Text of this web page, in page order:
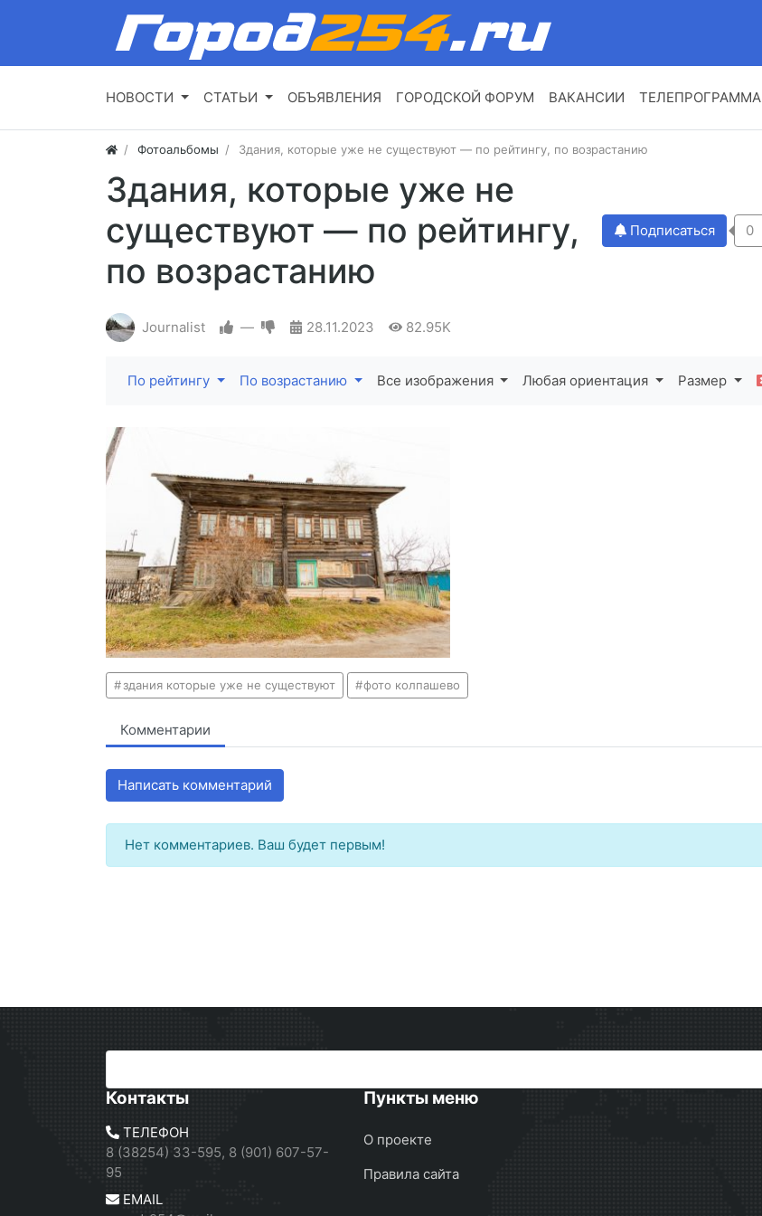
НОВОСТИ СТАТЬИ ОБЪЯВЛЕНИЯ ГОРОДСКОЙ ФОРУМ ВАКАНСИИ ТЕЛЕПРОГРАММА
Фотоальбомы Здания, которые уже не существуют — по рейтингу, по возрастанию
Здания, которые уже не
существуют — по рейтингу,
по возрастанию
Подписаться 0
Journalist — 28.11.2023 82.95K
По рейтингу По возрастанию Все изображения Любая ориентация Размер
здания которые уже не существуют фото колпашево
Комментарии
Написать комментарий
Нет комментариев. Ваш будет первым!
Контакты
ТЕЛЕФОН
8 (38254) 33-595, 8 (901) 607-57-
95
EMAIL
Пункты меню
О проекте
Правила сайта